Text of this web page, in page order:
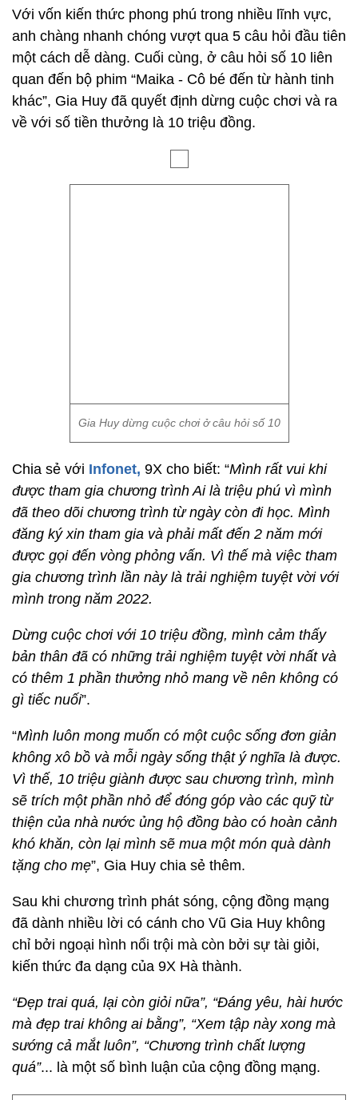
Với vốn kiến thức phong phú trong nhiều lĩnh vực,
anh chàng nhanh chóng vượt qua 5 câu hỏi đầu tiên
một cách dễ dàng. Cuối cùng, ở câu hỏi số 10 liên
quan đến bộ phim “Maika - Cô bé đến từ hành tinh
khác”, Gia Huy đã quyết định dừng cuộc chơi và ra
về với số tiền thưởng là 10 triệu đồng.
Gia Huy dừng cuộc chơi ở câu hỏi số 10
Chia sẻ với Infonet, 9X cho biết: “Mình rất vui khi
được tham gia chương trình Ai là triệu phú vì mình
đã theo dõi chương trình từ ngày còn đi học. Mình
đăng ký xin tham gia và phải mất đến 2 năm mới
được gọi đến vòng phỏng vấn. Vì thế mà việc tham
gia chương trình lần này là trải nghiệm tuyệt vời với
mình trong năm 2022.
Dừng cuộc chơi với 10 triệu đồng, mình cảm thấy
bản thân đã có những trải nghiệm tuyệt vời nhất và
có thêm 1 phần thưởng nhỏ mang về nên không có
gì tiếc nuối”.
“Mình luôn mong muốn có một cuộc sống đơn giản
không xô bồ và mỗi ngày sống thật ý nghĩa là được.
Vì thế, 10 triệu giành được sau chương trình, mình
sẽ trích một phần nhỏ để đóng góp vào các quỹ từ
thiện của nhà nước ủng hộ đồng bào có hoàn cảnh
khó khăn, còn lại mình sẽ mua một món quà dành
tặng cho mẹ”, Gia Huy chia sẻ thêm.
Sau khi chương trình phát sóng, cộng đồng mạng
đã dành nhiều lời có cánh cho Vũ Gia Huy không
chỉ bởi ngoại hình nổi trội mà còn bởi sự tài giỏi,
kiến thức đa dạng của 9X Hà thành.
“Đẹp trai quá, lại còn giỏi nữa”, “Đáng yêu, hài hước
mà đẹp trai không ai bằng”, “Xem tập này xong mà
sướng cả mắt luôn”, “Chương trình chất lượng
quá”... là một số bình luận của cộng đồng mạng.